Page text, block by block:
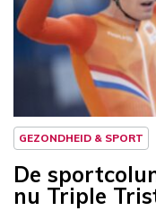
GEZONDHEID & SPORT
De
nu Triple